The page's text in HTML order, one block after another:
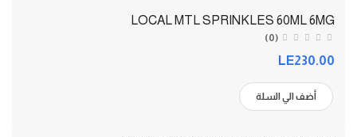
LOCAL MTL SPRINKLES 60ML 6MG
(0)
LE230.00
أضف الي السلة